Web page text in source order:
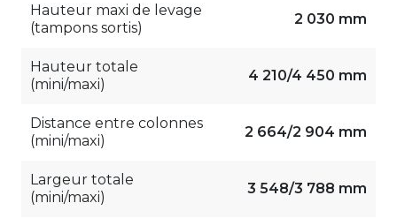
Hauteur maxi de levage
(tampons sortis)
2 030 mm
Hauteur totale
(mini/maxi)
4 210/4 450 mm
Distance entre colonnes
(mini/maxi)
2 664/2 904 mm
Largeur totale
(mini/maxi)
3 548/3 788 mm